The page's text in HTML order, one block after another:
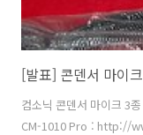
[발표] 콘덴서 마이
컴소닉 콘덴서 마이크 3
CM-1010 Pro : http://